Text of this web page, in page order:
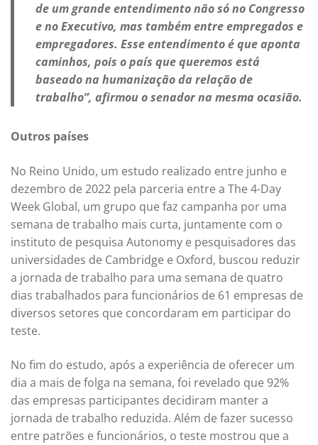
de um grande entendimento não só no Congresso
e no Executivo, mas também entre empregados e
empregadores. Esse entendimento é que aponta
caminhos, pois o país que queremos está
baseado na humanização da relação de
trabalho”, afirmou o senador na mesma ocasião.
Outros países
No Reino Unido, um estudo realizado entre junho e
dezembro de 2022 pela parceria entre a The 4-Day
Week Global, um grupo que faz campanha por uma
semana de trabalho mais curta, juntamente com o
instituto de pesquisa Autonomy e pesquisadores das
universidades de Cambridge e Oxford, buscou reduzir
a jornada de trabalho para uma semana de quatro
dias trabalhados para funcionários de 61 empresas de
diversos setores que concordaram em participar do
teste.
No fim do estudo, após a experiência de oferecer um
dia a mais de folga na semana, foi revelado que 92%
das empresas participantes decidiram manter a
jornada de trabalho reduzida. Além de fazer sucesso
entre patrões e funcionários, o teste mostrou que a